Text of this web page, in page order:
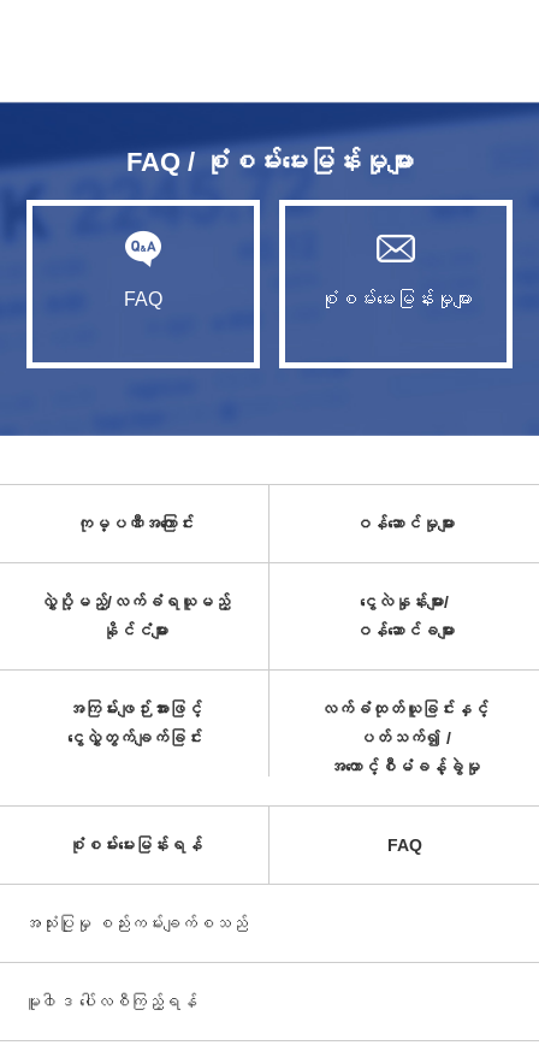
FAQ / စုံစမ်းမေးမြန်းမှုများ
FAQ စုံစမ်းမေးမြန်းမှုများ
ကုမ္ပဏီအကြောင်း ဝန်ဆောင်မှုများ
လွှဲပို့မည့်/လက်ခံရယူမည့်
နိုင်ငံများ
ငွေလဲနှုန်းများ/
ဝန်ဆောင်ခများ
အကြမ်းဖျဉ်းအားဖြင့်
ငွေလွှဲတွက်ချက်ခြင်း
လက်ခံထုတ်ယူခြင်းနှင့်
ပတ်သက်၍ /
အကောင့်စီမံခန့်ခွဲမှု
စုံစမ်းမေးမြန်းရန် FAQ
အသုံးပြုမှု စည်းကမ်းချက်စသည်
မူ၀ါဒ ပေါ်လစီကြည့်ရန်